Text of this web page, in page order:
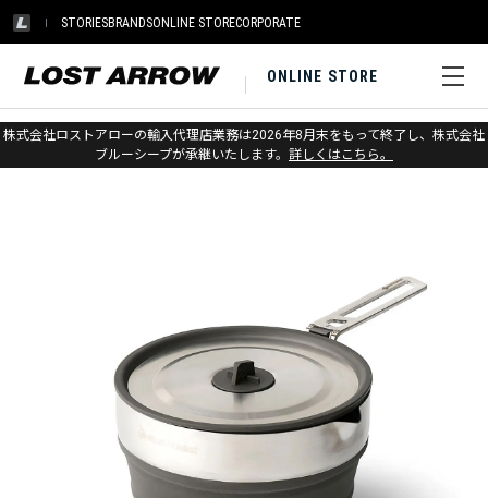
STORIESBRANDSONLINE STORECORPORATE
ONLINE STORE
株式会社ロストアローの輸入代理店業務は2026年8月末をもって終了し、株式会社
ブルーシープが承継いたします。 詳しくはこちら。
ホーム > シートゥサミット > キャンプキッチン